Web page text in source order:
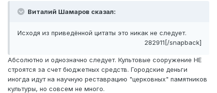
Виталий Шамаров сказал:
Исходя из приведённой цитаты это никак не следует.
282911[/snapback]
Абсолютно и однозначно следует. Культовые сооружение НЕ
строятся за счет бюджетных средств. Городские деньги
иногда идут на научную реставрацию "церковных" памятников
культуры, но совсем не много.